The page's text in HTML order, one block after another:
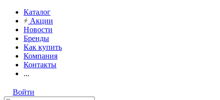
Каталог
Акции
Новости
Бренды
Как купить
Компания
Контакты
...
Войти